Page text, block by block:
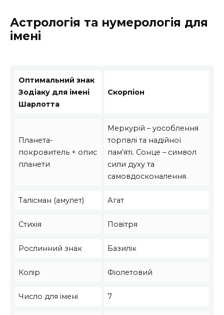
Астрологія та нумерологія для
імені
Оптимальний знак
Зодіаку для імені
Шарлотта
Скорпіон
Планета-
покровитель + опис
планети
Меркурій – уособлення
торгівлі та надійної
пам’яті. Сонце – символ
сили духу та
самовдосконалення.
Талісман (амулет) Агат
Стихія Повітря
Рослинний знак Базилік
Колір Фіолетовий
Число для імені 7